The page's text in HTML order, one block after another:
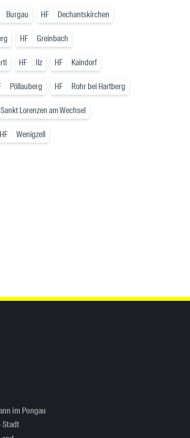
Burgau HF Dechantskirchen
HF Greinbach
HF Ilz HF Kaindorf
Pöllauberg HF Rohr bei Hartberg
Sankt Lorenzen am Wechsel
HF Wenigzell
im Pongau
Stadt